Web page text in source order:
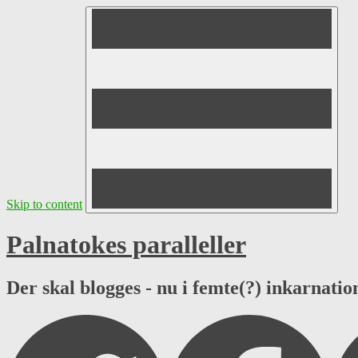
Skip to content
Palnatokes paralleller
Der skal blogges - nu i femte(?)